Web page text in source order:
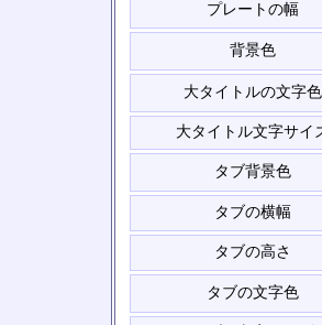
プレートの幅
背景色
大タイトルの文字色
大タイトル文字サイ
タブ背景色
タブの横幅
タブの高さ
タブの文字色